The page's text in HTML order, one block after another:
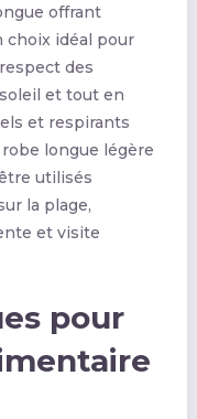
offrant
idéal pour
des
et tout en
et respirants
longue légère
utilisés
la plage,
et visite
pour